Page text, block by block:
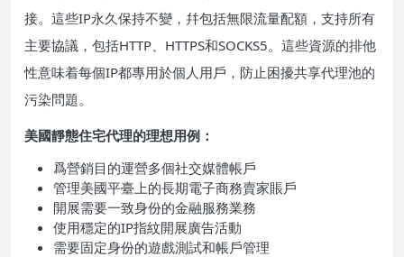
接。這些IP永久保持不變，幷包括無限流量配額，支持所有
主要協議，包括HTTP、HTTPS和SOCKS5。這些資源的排他
性意味着每個IP都專用於個人用戶，防止困擾共享代理池的
污染問題。
美國靜態住宅代理的理想用例：
爲營銷目的運營多個社交媒體帳戶
管理美國平臺上的長期電子商務賣家賬戶
開展需要一致身份的金融服務業務
使用穩定的IP指紋開展廣告活動
需要固定身份的遊戲測試和帳戶管理